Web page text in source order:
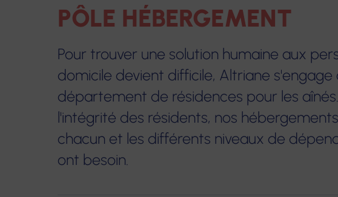
Hospitalisation à domicile
Centres de santé dentaire
Centres d'audition Écouter
Voir
Laboratoire de prothèses
dentaires
Pharmacie
Matériel médical
PÔLE HÉBERGEMENT
Pour trouver une solution humaine aux
domicile devient difficile, Altriane
département de résidences pour les
l'intégrité des résidents, nos
chacun et les différents niveaux de
ont besoin.